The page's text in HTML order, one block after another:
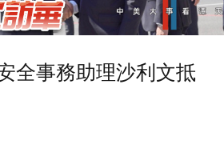
全事務助理沙利文抵